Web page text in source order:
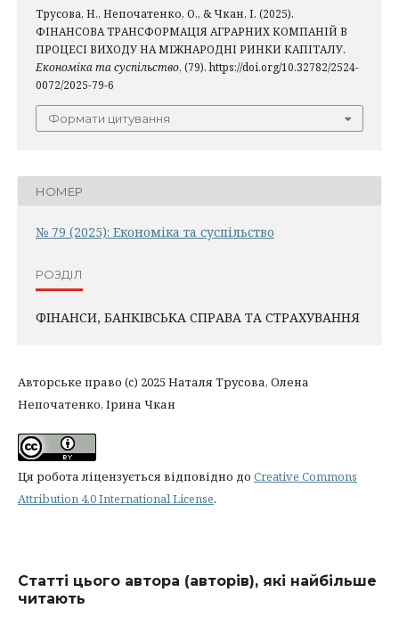
Трусова, Н., Непочатенко, О., & Чкан, І. (2025).
ФІНАНСОВА ТРАНСФОРМАЦІЯ АГРАРНИХ КОМПАНІЙ В
ПРОЦЕСІ ВИХОДУ НА МІЖНАРОДНІ РИНКИ КАПІТАЛУ.
Економіка та суспільство, (79). https://doi.org/10.32782/2524-
0072/2025-79-6
Формати цитування
НОМЕР
№ 79 (2025): Економіка та суспільство
РОЗДІЛ
ФІНАНСИ, БАНКІВСЬКА СПРАВА ТА СТРАХУВАННЯ
Авторське право (c) 2025 Наталя Трусова, Олена
Непочатенко, Ірина Чкан
Ця робота ліцензується відповідно до Creative Commons
Attribution 4.0 International License.
Статті цього автора (авторів), які найбільше
читають